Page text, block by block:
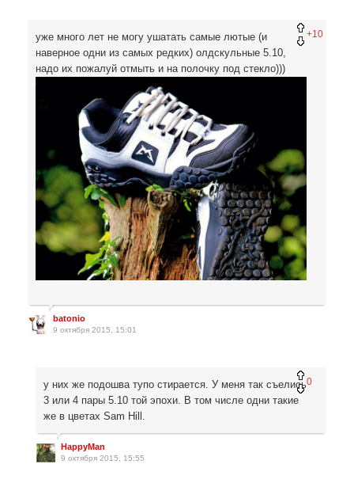
+10
уже много лет не могу ушатать самые лютые (и
наверное одни из самых редких) олдскульные 5.10,
надо их пожалуй отмыть и на полочку под стекло)))
batonio
9 октября 2015, 15:01
0
у них же подошва тупо стирается. У меня так съелись
3 или 4 пары 5.10 той эпохи. В том числе одни такие
же в цветах Sam Hill.
HappyMan
9 октября 2015, 15:55